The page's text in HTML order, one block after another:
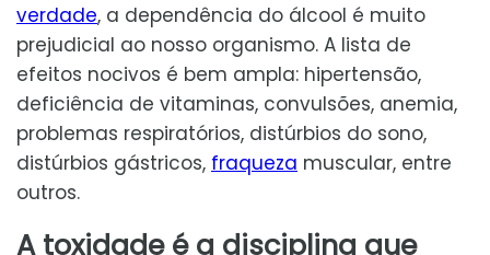
verdade, a dependência do álcool é muito
prejudicial ao nosso organismo. A lista de
efeitos nocivos é bem ampla: hipertensão,
deficiência de vitaminas, convulsões, anemia,
problemas respiratórios, distúrbios do sono,
distúrbios gástricos, fraqueza muscular, entre
outros.
A toxidade é a disciplina que